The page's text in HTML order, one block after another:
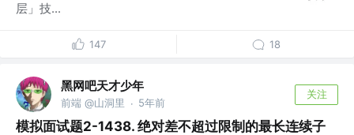
层」技...
147 18
黑网吧天才少年
前端 @山洞里 · 5年前
关注
模拟面试题2-1438. 绝对差不超过限制的最长连续子